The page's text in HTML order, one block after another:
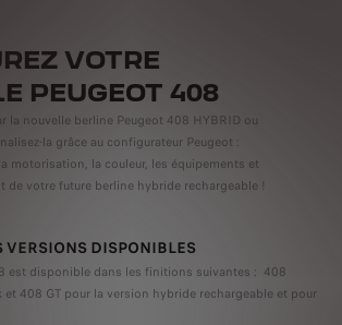
VOTRE
PEUGEOT 408
la nouvelle berline Peugeot 408 HYBRID ou
la grâce au configurateur Peugeot :
motorisation, la couleur, les équipements et
de votre future berline hybride rechargeable !
VERSIONS DISPONIBLES
est disponible dans les finitions suivantes : 408
et 408 GT pour la version hybride rechargeable et pour